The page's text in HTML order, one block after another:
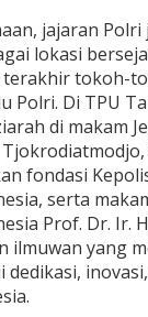
a
h
N
a
s
i
o
n
a
l
M
e
n
e
jajaran
lokasi
tokoh-
Polri. Di TPU
di makam
fondasi
serta
Prof. Dr. Ir.
ilmuwan yang
dedikasi,